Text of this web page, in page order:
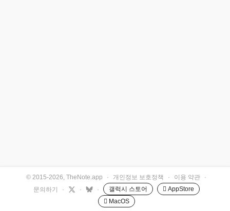
© 2015-2026, TheNote.app · 개인정보 보호정책 · 이용 약관
·
문의하기
· · · 갤럭시 스토어
 AppStore
 MacOS